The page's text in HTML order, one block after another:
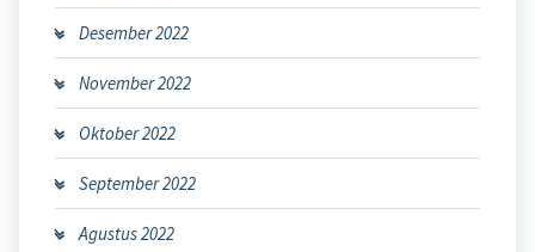
Desember 2022
November 2022
Oktober 2022
September 2022
Agustus 2022